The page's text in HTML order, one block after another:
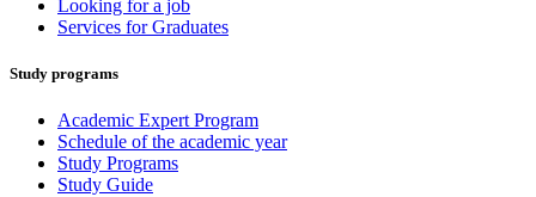
Looking for a job
Services for Graduates
Study programs
Academic Expert Program
Schedule of the academic year
Study Programs
Study Guide